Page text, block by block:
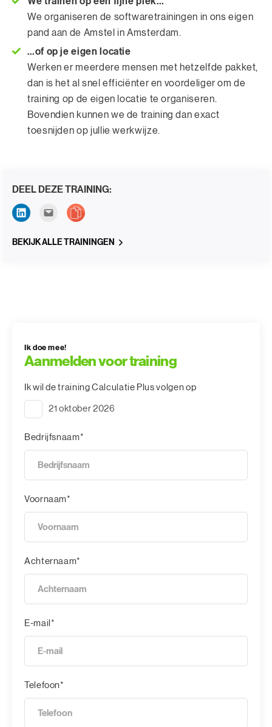
We organiseren de softwaretrainingen in ons eigen
pand aan de Amstel in Amsterdam.
…of op je eigen locatie
Werken er meerdere mensen met hetzelfde pakket,
dan is het al snel efficiënter en voordeliger om de
training op de eigen locatie te organiseren.
Bovendien kunnen we de training dan exact
toesnijden op jullie werkwijze.
DEEL DEZE TRAINING:
BEKIJK ALLE TRAININGEN
Ik doe mee!
Aanmelden voor training
Ik wil de training Calculatie Plus volgen op
21 oktober 2026
Bedrijfsnaam*
Voornaam*
Achternaam*
E-mail*
Telefoon*